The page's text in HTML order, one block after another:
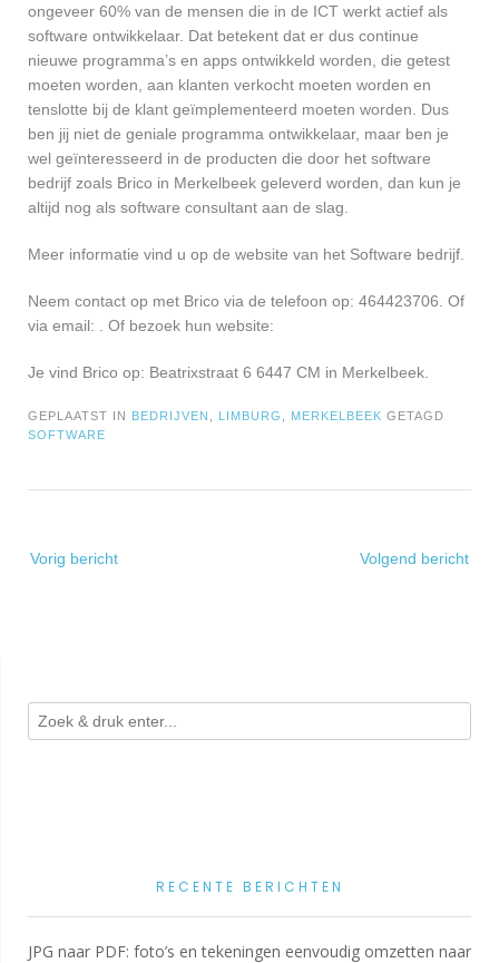
ongeveer 60% van de mensen die in de ICT werkt actief als
software ontwikkelaar. Dat betekent dat er dus continue
nieuwe programma’s en apps ontwikkeld worden, die getest
moeten worden, aan klanten verkocht moeten worden en
tenslotte bij de klant geïmplementeerd moeten worden. Dus
ben jij niet de geniale programma ontwikkelaar, maar ben je
wel geïnteresseerd in de producten die door het software
bedrijf zoals Brico in Merkelbeek geleverd worden, dan kun je
altijd nog als software consultant aan de slag.
Meer informatie vind u op de website van het Software bedrijf.
Neem contact op met Brico via de telefoon op: 464423706. Of
via email:
. Of bezoek hun website:
Je vind Brico op: Beatrixstraat 6 6447 CM in Merkelbeek.
GEPLAATST IN BEDRIJVEN LIMBURG MERKELBEEK GETAGD
SOFTWARE
navigatie
Vorig bericht Volgend bericht
RECENTE BERICHTEN
JPG naar PDF: foto’s en tekeningen eenvoudig omzetten naar